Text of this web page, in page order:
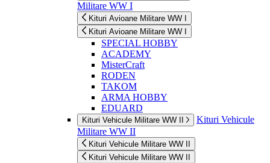
Militare WW I
Kituri Avioane Militare WW I
Kituri Avioane Militare WW I
SPECIAL HOBBY
ACADEMY
MisterCraft
RODEN
TAKOM
ARMA HOBBY
EDUARD
Kituri Vehicule Militare WW II
Kituri Vehicule
Militare WW II
Kituri Vehicule Militare WW II
Kituri Vehicule Militare WW II